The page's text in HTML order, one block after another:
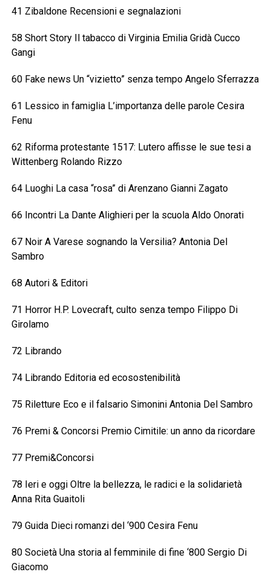
41 Zibaldone Recensioni e segnalazioni
58 Short Story Il tabacco di Virginia Emilia Gridà Cucco
Gangi
60 Fake news Un “vizietto” senza tempo Angelo Sferrazza
61 Lessico in famiglia L’importanza delle parole Cesira
Fenu
62 Riforma protestante 1517: Lutero affisse le sue tesi a
Wittenberg Rolando Rizzo
64 Luoghi La casa “rosa” di Arenzano Gianni Zagato
66 Incontri La Dante Alighieri per la scuola Aldo Onorati
67 Noir A Varese sognando la Versilia? Antonia Del
Sambro
68 Autori & Editori
71 Horror H.P. Lovecraft, culto senza tempo Filippo Di
Girolamo
72 Librando
74 Librando Editoria ed ecosostenibilità
75 Riletture Eco e il falsario Simonini Antonia Del Sambro
76 Premi & Concorsi Premio Cimitile: un anno da ricordare
77 Premi&Concorsi
78 Ieri e oggi Oltre la bellezza, le radici e la solidarietà
Anna Rita Guaitoli
79 Guida Dieci romanzi del ‘900 Cesira Fenu
80 Società Una storia al femminile di fine ‘800 Sergio Di
Giacomo